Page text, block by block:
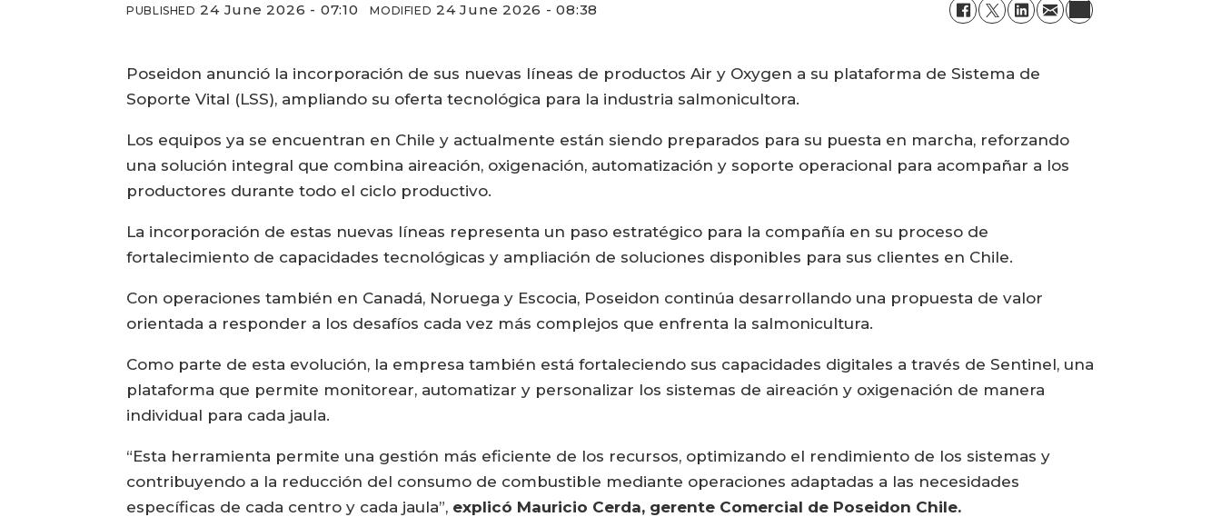
PUBLISHED 24 June 2026 - 07:10 MODIFIED 24 June 2026 - 08:38
Poseidon anunció la incorporación de sus nuevas líneas de productos Air y Oxygen a su plataforma de Sistema de
Soporte Vital (LSS), ampliando su oferta tecnológica para la industria salmonicultora.
Los equipos ya se encuentran en Chile y actualmente están siendo preparados para su puesta en marcha, reforzando
una solución integral que combina aireación, oxigenación, automatización y soporte operacional para acompañar a los
productores durante todo el ciclo productivo.
La incorporación de estas nuevas líneas representa un paso estratégico para la compañía en su proceso de
fortalecimiento de capacidades tecnológicas y ampliación de soluciones disponibles para sus clientes en Chile.
Con operaciones también en Canadá, Noruega y Escocia, Poseidon continúa desarrollando una propuesta de valor
orientada a responder a los desafíos cada vez más complejos que enfrenta la salmonicultura.
Como parte de esta evolución, la empresa también está fortaleciendo sus capacidades digitales a través de Sentinel, una
plataforma que permite monitorear, automatizar y personalizar los sistemas de aireación y oxigenación de manera
individual para cada jaula.
“Esta herramienta permite una gestión más eficiente de los recursos, optimizando el rendimiento de los sistemas y
contribuyendo a la reducción del consumo de combustible mediante operaciones adaptadas a las necesidades
específicas de cada centro y cada jaula”, explicó Mauricio Cerda, gerente Comercial de Poseidon Chile.